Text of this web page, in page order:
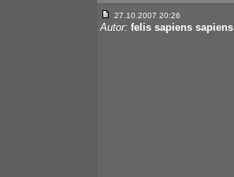
27.10.2007 20:26
Autor: felis sapiens sapiens